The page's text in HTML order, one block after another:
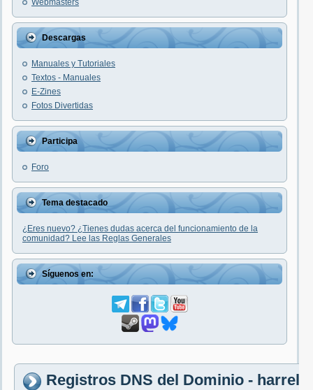
Webmasters
Descargas
Manuales y Tutoriales
Textos - Manuales
E-Zines
Fotos Divertidas
Participa
Foro
Tema destacado
¿Eres nuevo? ¿Tienes dudas acerca del funcionamiento de la
comunidad? Lee las Reglas Generales
Síguenos en:
Registros DNS del Dominio -